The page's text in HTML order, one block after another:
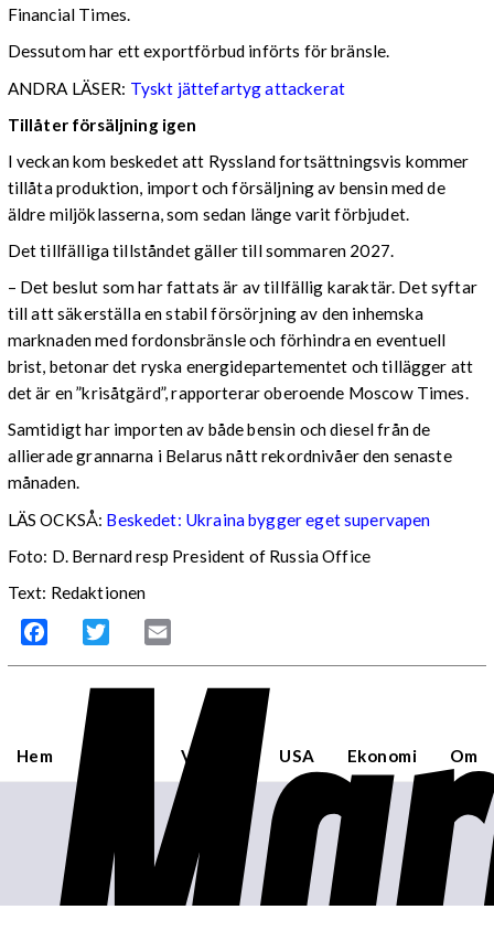
Financial Times.
Dessutom har ett exportförbud införts för bränsle.
ANDRA LÄSER: Tyskt jättefartyg attackerat
Tillåter försäljning igen
I veckan kom beskedet att Ryssland fortsättningsvis kommer
tillåta produktion, import och försäljning av bensin med de
äldre miljöklasserna, som sedan länge varit förbjudet.
Det tillfälliga tillståndet gäller till sommaren 2027.
– Det beslut som har fattats är av tillfällig karaktär. Det syftar
till att säkerställa en stabil försörjning av den inhemska
marknaden med fordonsbränsle och förhindra en eventuell
brist, betonar det ryska energidepartementet och tillägger att
det är en ”krisåtgärd”, rapporterar oberoende Moscow Times.
Samtidigt har importen av både bensin och diesel från de
allierade grannarna i Belarus nått rekordnivåer den senaste
månaden.
LÄS OCKSÅ: Beskedet: Ukraina bygger eget supervapen
Foto: D. Bernard resp President of Russia Office
Text: Redaktionen
Facebook Twitter
Hem Världen USA Ekonomi Om